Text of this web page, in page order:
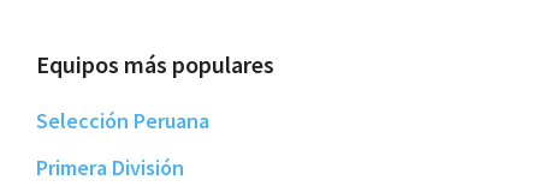
Equipos más populares
Selección Peruana
Primera División